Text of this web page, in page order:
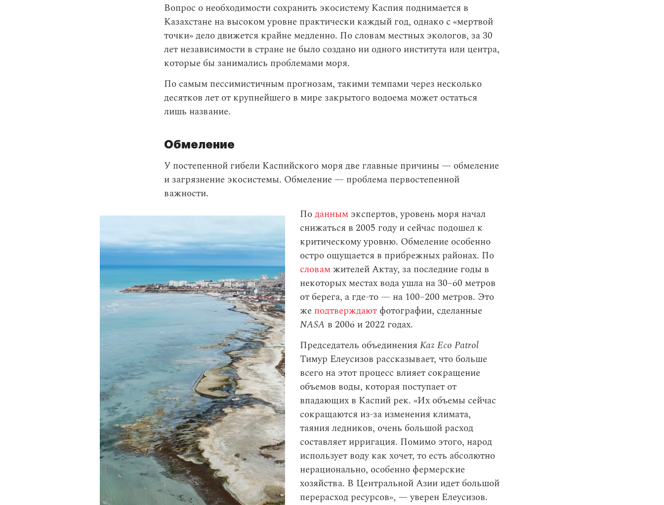
Вопрос о необходимости сохранить экосистему Каспия поднимается в
Казахстане на высоком уровне практически каждый год, однако c «мертвой
точки» дело движется крайне медленно. По словам местных экологов, за 30
лет независимости в стране не было создано ни одного института или центра,
которые бы занимались проблемами моря.
По самым пессимистичным прогнозам, такими темпами через несколько
десятков лет от крупнейшего в мире закрытого водоема может остаться
лишь название.
Обмеление
У постепенной гибели Каспийского моря две главные причины — обмеление
и загрязнение экосистемы. Обмеление — проблема первостепенной
важности.
Поданным экспертов, уровень моря начал
снижаться в 2005 году и сейчас подошел к
критическому уровню. Обмеление особенно
остро ощущается в прибрежных районах. По
словамжителей Актау, за последние годы в
некоторых местах вода ушла на 30–60 метров
от берега, а где-то — на 100–200 метров. Это
же подтверждают фотографии, сделанные
NASA в 2006 и 2022 годах.
Председатель объединения Kaz Eco Patrol
Тимур Елеусизов рассказывает, что больше
всего на этот процесс влияет сокращение
объемов воды, которая поступает от
впадающих в Каспий рек. «Их объемы сейчас
сокращаются из-за изменения климата,
таяния ледников, очень большой расход
составляет ирригация. Помимо этого, народ
использует воду как хочет, то есть абсолютно
нерационально, особенно фермерские
хозяйства. В Центральной Азии идет большой
перерасход ресурсов», — уверен Елеусизов.